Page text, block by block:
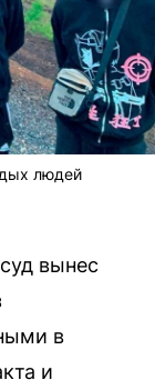
людей
вынес
в
и